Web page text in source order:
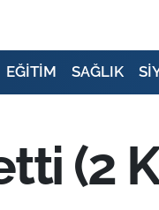
EĞİTİM SAĞLIK
(2